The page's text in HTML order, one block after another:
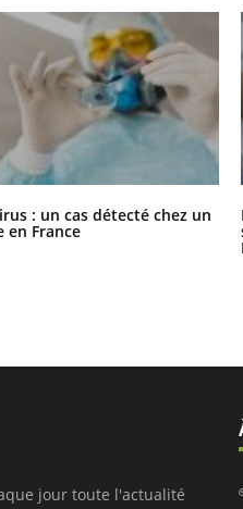
: un cas détecté chez un
France
jour toute l'actualité